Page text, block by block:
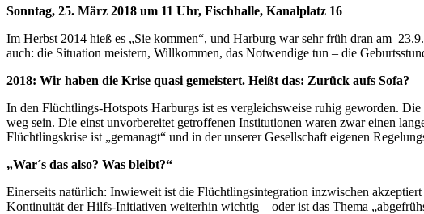
Sonntag, 25. März 2018 um 11 Uhr, Fischhalle, Kanalplatz 16
Im Herbst 2014 hieß es „Sie kommen“, und Harburg war sehr früh dran am
auch: die Situation meistern, Willkommen, das Notwendige tun – die
2018: Wir haben die Krise quasi gemeistert. Heißt das: Zurück aufs Sofa?
In den Flüchtlings-Hotspots Harburgs ist es vergleichsweise ruhig geworden.
weg sein. Die einst unvorbereitet getroffenen Institutionen waren zwar einen
Flüchtlingskrise ist „gemanagt“ und in der unserer Gesellschaft eigenen
„War´s das also? Was bleibt?“
Einerseits natürlich: Inwieweit ist die Flüchtlingsintegration inzwischen
Kontinuität der Hilfs-Initiativen weiterhin wichtig – oder ist das Thema